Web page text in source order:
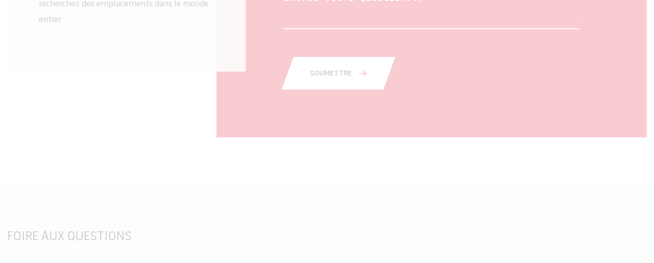
recherchez des emplacements dans le monde
entier.
SOUMETTRE
FOIRE AUX QUESTIONS